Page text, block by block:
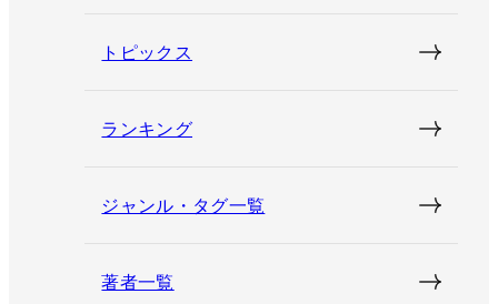
トピックス
ランキング
ジャンル・タグ一覧
著者一覧